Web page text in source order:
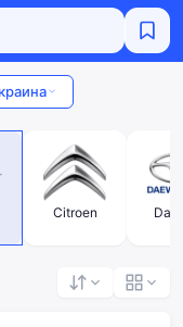
Citroen